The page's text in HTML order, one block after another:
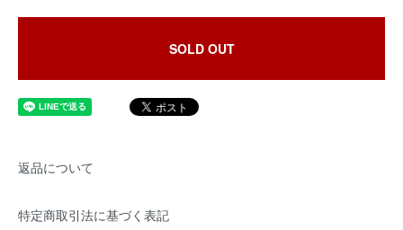
SOLD OUT
返品について
特定商取引法に基づく表記